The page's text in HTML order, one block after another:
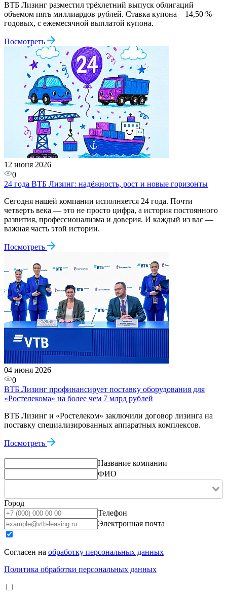
ВТБ Лизинг разместил трёхлетний выпуск облигаций
объемом пять миллиардов рублей. Ставка купона – 14,50 %
годовых, с ежемесячной выплатой купона.
Посмотреть
12 июня 2026
0
24 года ВТБ Лизинг: надёжность, рост и новые горизонты
Сегодня нашей компании исполняется 24 года. Почти
четверть века — это не просто цифра, а история постоянного
развития, профессионализма и доверия. И каждый из вас —
важная часть этой истории.
Посмотреть
04 июня 2026
0
ВТБ Лизинг профинансирует поставку оборудования для
«Ростелекома» на более чем 7 млрд рублей
ВТБ Лизинг и «Ростелеком» заключили договор лизинга на
поставку специализированных аппаратных комплексов.
Посмотреть
Название компании
ФИО
Город
Телефон
Электронная почта
Согласен на обработку персональных данных
Политика обработки персональных данных